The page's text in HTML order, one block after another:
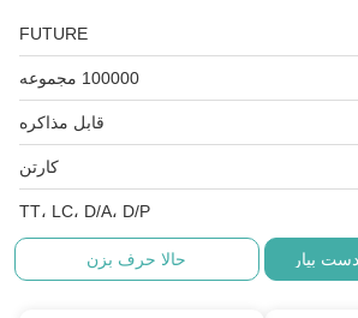
FUTURE
100000 مجموعه
قابل مذاکره
کارتن
TT، LC، D/A، D/P
بیار حالا حرف بزن